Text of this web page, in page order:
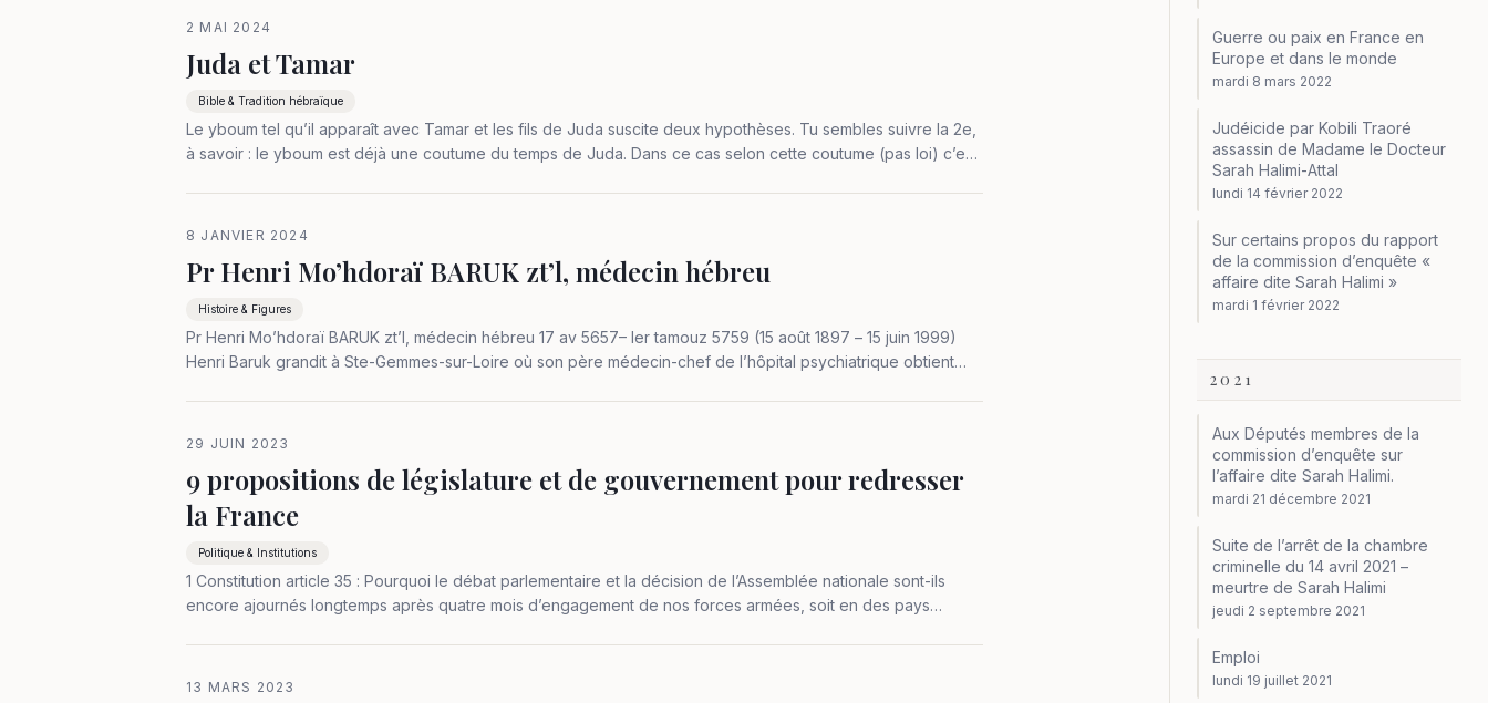
2 MAI 2024
Juda et Tamar
Bible & Tradition hébraïque
Le yboum tel qu’il apparaît avec Tamar et les fils de Juda suscite deux hypothèses. Tu sembles suivre la 2e,
à savoir : le yboum est déjà une coutume du temps de Juda. Dans ce cas selon cette coutume (pas loi) c’est
8 JANVIER 2024
Pr Henri Mo’hdoraï BARUK zt’l, médecin hébreu
Histoire & Figures
Pr Henri Mo’hdoraï BARUK zt’l, médecin hébreu 17 av 5657– Ier tamouz 5759 (15 août 1897 – 15 juin 1999)
Henri Baruk grandit à Ste-Gemmes-sur-Loire où son père médecin-chef de l’hôpital psychiatrique obtient
29 JUIN 2023
9 propositions de législature et de gouvernement pour redresser
la France
Politique & Institutions
1 Constitution article 35 : Pourquoi le débat parlementaire et la décision de l’Assemblée nationale sont-ils
encore ajournés longtemps après quatre mois d’engagement de nos forces armées, soit en des pays
13 MARS 2023
Guerre ou paix en France en
Europe et dans le monde
mardi 8 mars 2022
Judéicide par Kobili Traoré
assassin de Madame le Docteur
Sarah Halimi-Attal
lundi 14 février 2022
Sur certains propos du rapport
de la commission d’enquête «
affaire dite Sarah Halimi »
mardi 1 février 2022
2021
Aux Députés membres de la
commission d’enquête sur
l’affaire dite Sarah Halimi.
mardi 21 décembre 2021
Suite de l’arrêt de la chambre
criminelle du 14 avril 2021 –
meurtre de Sarah Halimi
jeudi 2 septembre 2021
Emploi
lundi 19 juillet 2021